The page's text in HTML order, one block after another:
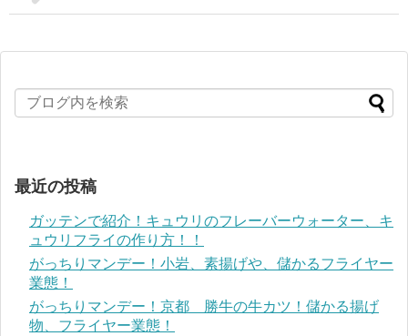
最近の投稿
ガッテンで紹介！キュウリのフレーバーウォーター、キ
ュウリフライの作り方！！
がっちりマンデー！小岩、素揚げや、儲かるフライヤー
業態！
がっちりマンデー！京都 勝牛の牛カツ！儲かる揚げ
物、フライヤー業態！